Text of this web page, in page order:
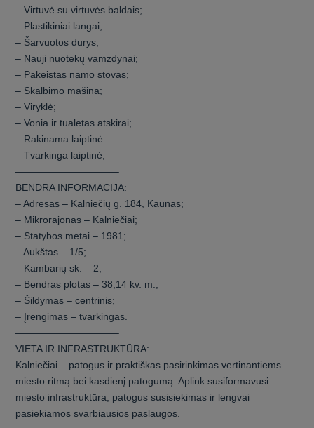
– Virtuvė su virtuvės baldais;
– Plastikiniai langai;
– Šarvuotos durys;
– Nauji nuotekų vamzdynai;
– Pakeistas namo stovas;
– Skalbimo mašina;
– Viryklė;
– Vonia ir tualetas atskirai;
– Rakinama laiptinė.
– Tvarkinga laiptinė;
——————————–
BENDRA INFORMACIJA:
– Adresas – Kalniečių g. 184, Kaunas;
– Mikrorajonas – Kalniečiai;
– Statybos metai – 1981;
– Aukštas – 1/5;
– Kambarių sk. – 2;
– Bendras plotas – 38,14 kv. m.;
– Šildymas – centrinis;
– Įrengimas – tvarkingas.
——————————–
VIETA IR INFRASTRUKTŪRA:
Kalniečiai – patogus ir praktiškas pasirinkimas vertinantiems
miesto ritmą bei kasdienį patogumą. Aplink susiformavusi
miesto infrastruktūra, patogus susisiekimas ir lengvai
pasiekiamos svarbiausios paslaugos.